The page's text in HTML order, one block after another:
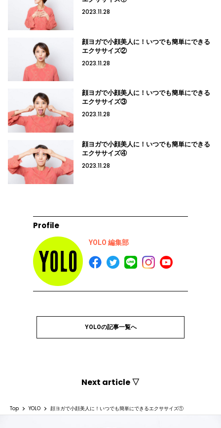
2023.11.28
顔ヨガで小顔美人に！いつでも簡単にできる
エクササイズ②
2023.11.28
顔ヨガで小顔美人に！いつでも簡単にできる
エクササイズ③
2023.11.28
顔ヨガで小顔美人に！いつでも簡単にできる
エクササイズ④
2023.11.28
Profile
YOLO 編集部
YOLOの記事一覧へ
Next article ▽
Top YOLO 顔ヨガで小顔美人に！いつでも簡単にできるエクササイズ①